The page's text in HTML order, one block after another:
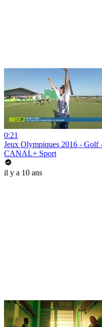
0:21
Jeux Olympiques 2016 - Golf
CANAL+ Sport
il y a 10 ans